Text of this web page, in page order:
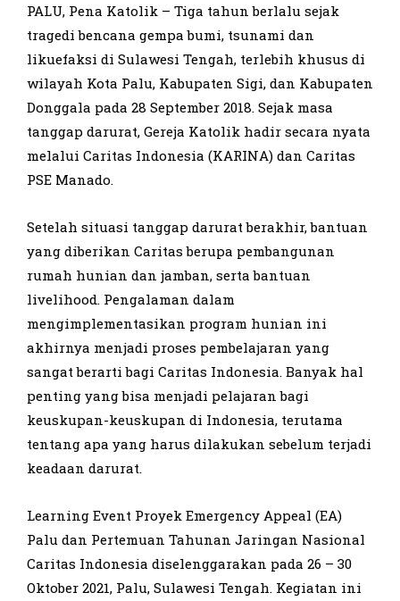
PALU, Pena Katolik – Tiga tahun berlalu sejak
tragedi bencana gempa bumi, tsunami dan
likuefaksi di Sulawesi Tengah, terlebih khusus di
wilayah Kota Palu, Kabupaten Sigi, dan Kabupaten
Donggala pada 28 September 2018. Sejak masa
tanggap darurat, Gereja Katolik hadir secara nyata
melalui Caritas Indonesia (KARINA) dan Caritas
PSE Manado.
Setelah situasi tanggap darurat berakhir, bantuan
yang diberikan Caritas berupa pembangunan
rumah hunian dan jamban, serta bantuan
livelihood. Pengalaman dalam
mengimplementasikan program hunian ini
akhirnya menjadi proses pembelajaran yang
sangat berarti bagi Caritas Indonesia. Banyak hal
penting yang bisa menjadi pelajaran bagi
keuskupan-keuskupan di Indonesia, terutama
tentang apa yang harus dilakukan sebelum terjadi
keadaan darurat.
Learning Event Proyek Emergency Appeal (EA)
Palu dan Pertemuan Tahunan Jaringan Nasional
Caritas Indonesia diselenggarakan pada 26 – 30
Oktober 2021, Palu, Sulawesi Tengah. Kegiatan ini